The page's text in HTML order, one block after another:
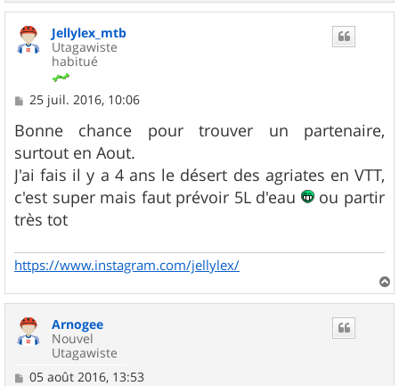
a
Jellylex_mtb
Utagawiste
habitué
M
s
s
a
g
e
25 juil. 2016, 10:06
Bonne chance pour trouver un partenaire,
surtout en Aout.
J'ai fais il y a 4 ans le désert des agriates en VTT,
c'est super mais faut prévoir 5L d'eau
ou partir
très tot
https://www.instagram.com/jellylex/
a
Arnogee
Nouvel
Utagawiste
M
05 août 2016, 13:53